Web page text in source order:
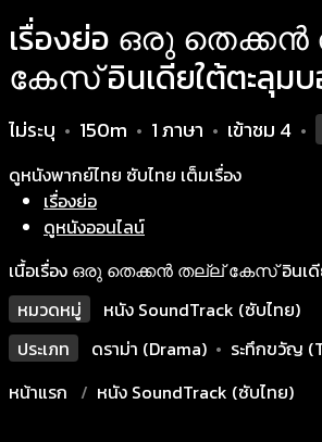
เรื่องย่อ ഒരു
കേസ് อินเดียใต้ตะลุม
ไม่ระบุ • 150m • 1 ภาษา • เข้าชม 4 •
ดูหนังพากย์ไทย ซับไทย เต็มเรื่อง
เรื่องย่อ
ดูหนังออนไลน์
เนื้อเรื่อง ഒരു തെക്കൻ തല്ല് കേസ് อินเดี
หมวดหมู่
หนัง SoundTrack (ซับไทย)
ประเภท
ดราม่า (Drama) • ระทึกขวัญ
หน้าแรก
หนัง SoundTrack (ซับไทย)